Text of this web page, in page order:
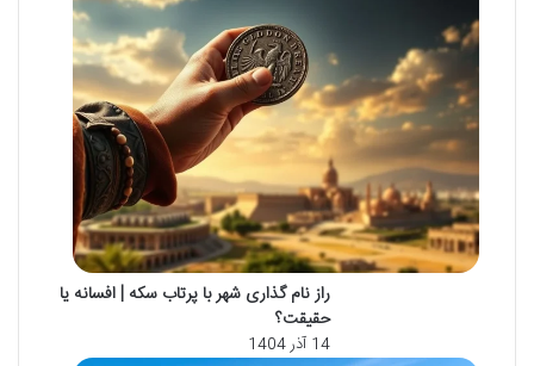
راز نام گذاری شهر با پرتاب سکه | افسانه یا
حقیقت؟
14 آذر 1404